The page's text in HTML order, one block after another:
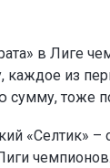
в Лиге
каждое из
сумму, тоже
«Селтик»